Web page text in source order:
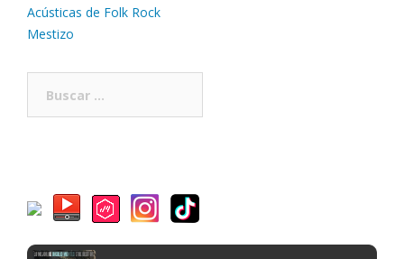
Acústicas de Folk Rock
Mestizo